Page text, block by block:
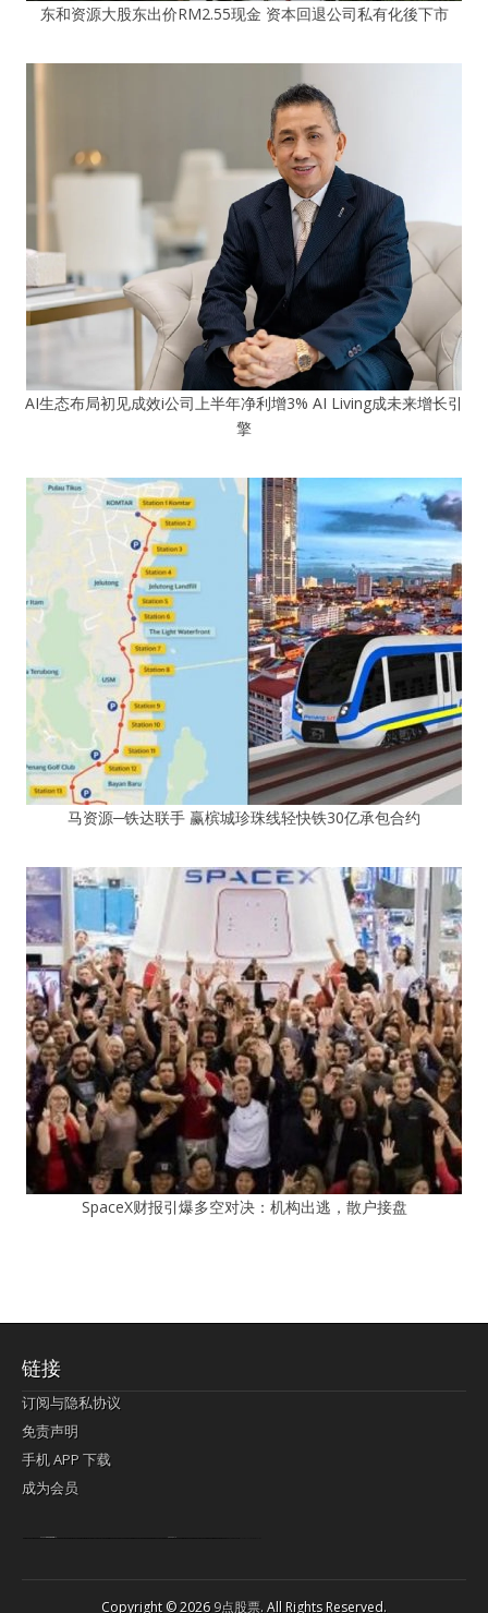
东和资源大股东出价RM2.55现金 资本回退公司私有化後下市
AI生态布局初见成效i公司上半年净利增3% AI Living成未来增长引
擎
马资源─铁达联手 赢槟城珍珠线轻快铁30亿承包合约
SpaceX财报引爆多空对决：机构出逃，散户接盘
链接
订阅与隐私协议
免责声明
手机 APP 下载
成为会员
Copyright © 20269点股票. All Rights Reserved.